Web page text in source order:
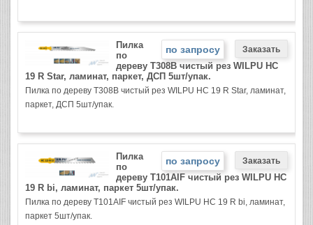
по запросу
Пилка
по
дереву T308B чистый рез WILPU HC
19 R Star, ламинат, паркет, ДСП 5шт/упак.
Пилка по дереву T308B чистый рез WILPU HC 19 R Star, ламинат,
паркет, ДСП 5шт/упак.
по запросу
Пилка
по
дереву T101AIF чистый рез WILPU HC
19 R bi, ламинат, паркет 5шт/упак.
Пилка по дереву T101AIF чистый рез WILPU HC 19 R bi, ламинат,
паркет 5шт/упак.